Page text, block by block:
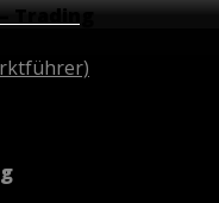
– Trading